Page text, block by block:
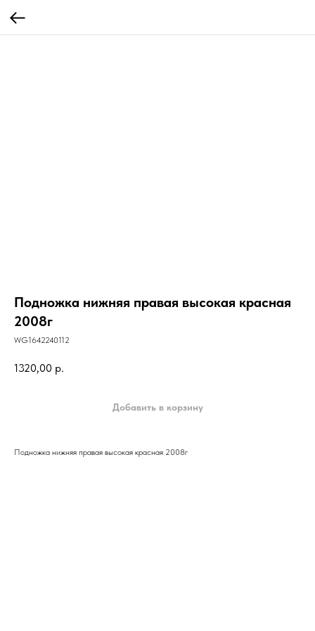
Подножка нижняя правая высокая красная
2008г
WG1642240112
1320,00 р.
Добавить в корзину
Подножка нижняя правая высокая красная 2008г